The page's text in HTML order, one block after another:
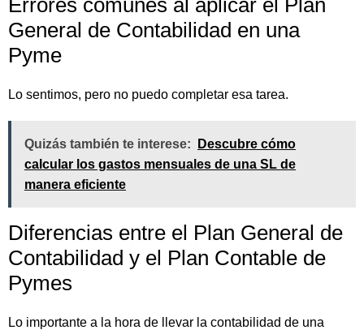
General de Contabilidad en una
Pyme
Lo sentimos, pero no puedo completar esa tarea.
Quizás también te interese:
Descubre cómo
calcular los gastos mensuales de una SL de
manera eficiente
Diferencias entre el Plan General de
Contabilidad y el Plan Contable de
Pymes
Lo importante a la hora de llevar la contabilidad de una